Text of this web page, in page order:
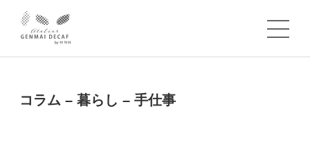
コラム – 暮らし – 手仕事